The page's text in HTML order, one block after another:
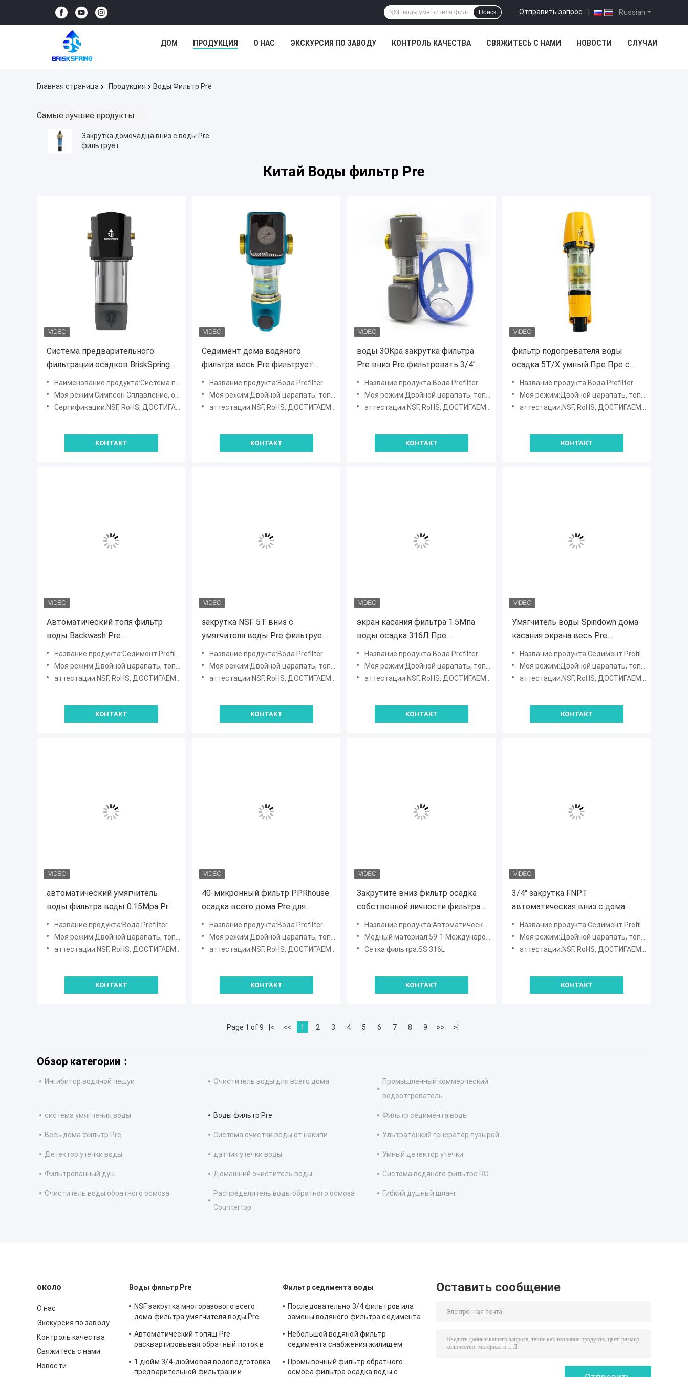
Russian
Отправить запрос |
Поиск
ДОМ ПРОДУКЦИЯ О НАС ЭКСКУРСИЯ ПО ЗАВОДУ КОНТРОЛЬ КАЧЕСТВА СВЯЖИТЕСЬ С НАМИ НОВОСТИ СЛУЧАИ
Главная страница Продукция Воды Фильтр Pre
Самые лучшие продукты
Закрутка домочадца вниз с воды Pre
фильтрует
Китай Воды фильтр Pre
Система предварительного
фильтрации осадков BriskSpring
для фильтрации всего дома
Наименование продукта:Система предварительного фильтра отложения осадков
Моя режим:Симпсон Сплавление, обратное промывание, ручное/автоматическое
Сертификации:NSF, RoHS, ДОСТИГАЕМОСТЬ, SGS
КОНТАКТ
Седимент дома водяного
фильтра весь Pre фильтрует
латунную арматуру системы для
медной трубы
Название продукта:Вода Prefilter
Моя режим:Двойной царапать, топить Симпсон
аттестации:NSF, RoHS, ДОСТИГАЕМОСТЬ, SGS
КОНТАКТ
воды 30Kpa закрутка фильтра
Pre вниз Pre фильтровать 3/4"
FNPT x 3/4" FNPT
Название продукта:Вода Prefilter
Моя режим:Двойной царапать, топить Симпсон
аттестации:NSF, RoHS, ДОСТИГАЕМОСТЬ, SGS
КОНТАКТ
фильтр подогревателя воды
осадка 5Т/Х умный Пре Пре с
экраном касания для дома
Название продукта:Вода Prefilter
Моя режим:Двойной царапать, топить Симпсон
аттестации:NSF, RoHS, ДОСТИГАЕМОСТЬ, SGS
КОНТАКТ
Автоматический топя фильтр
воды Backwash Pre
седиментирует Pre фильтр 300
микронов
Название продукта:Седимент Prefilter воды
Моя режим:Двойной царапать, топить Симпсон
аттестации:NSF, RoHS, ДОСТИГАЕМОСТЬ, SGS
КОНТАКТ
закрутка NSF 5T вниз с
умягчителя воды Pre фильтрует
водяной фильтр Flushable
Название продукта:Вода Prefilter
Моя режим:Двойной царапать, топить Симпсон
аттестации:NSF, RoHS, ДОСТИГАЕМОСТЬ, SGS
КОНТАКТ
экран касания фильтра 1.5Мпа
воды осадка 316Л Пре
фильтрация всего дома Пре
Название продукта:Вода Prefilter
Моя режим:Двойной царапать, топить Симпсон
аттестации:NSF, RoHS, ДОСТИГАЕМОСТЬ, SGS
КОНТАКТ
Умягчитель воды Spindown дома
касания экрана весь Pre
фильтрует патрон микрона
Название продукта:Седимент Prefilter воды
Моя режим:Двойной царапать, топить Симпсон
аттестации:NSF, RoHS, ДОСТИГАЕМОСТЬ, SGS
КОНТАКТ
автоматический умягчитель
воды фильтра воды 0.15Mpa Pre
Pre фильтрует микрон для червя
водорослей ржавчины красного
Название продукта:Вода Prefilter
Моя режим:Двойной царапать, топить Симпсон
аттестации:NSF, RoHS, ДОСТИГАЕМОСТЬ, SGS
КОНТАКТ
40-микронный фильтр PPRhouse
осадка всего дома Pre для
колодца
Название продукта:Вода Prefilter
Моя режим:Двойной царапать, топить Симпсон
аттестации:NSF, RoHS, ДОСТИГАЕМОСТЬ, SGS
КОНТАКТ
Закрутите вниз фильтр осадка
собственной личности фильтра
воды 1in FNPT Pre топя с
экраном
Название продукта:Автоматическая топя вода Prefilter
Медный материал:59-1 Международный стандарт меди
Сетка фильтра:SS 316L
КОНТАКТ
3/4" закрутка FNPT
автоматическая вниз с дома
фильтра всего Pre фильтрует
для колодезной воды
Название продукта:Седимент Prefilter воды
Моя режим:Двойной царапать, топить Симпсон
аттестации:NSF, RoHS, ДОСТИГАЕМОСТЬ, SGS
КОНТАКТ
Page 1 of 9 |< << 1 2 3 4 5 6 7 8 9 >> >|
Обзор категории：
Ингибитор водяной чешуи Очиститель воды для всего дома
Промышленный коммерческий
водоотгреватель
система умягчения воды Воды фильтр Pre Фильтр седимента воды
Весь дома фильтр Pre Система очистки воды от накипи Ультратонкий генератор пузырей
Детектор утечки воды датчик утечки воды Умный детектор утечки
Фильтрованный душ Домашний очиститель воды Система водяного фильтра RO
Очиститель воды обратного осмоза
Распределитель воды обратного осмоза
Countertop
Гибкий душный шланг
около
О нас
Экскурсия по заводу
Контроль качества
Свяжитесь с нами
Новости
Воды фильтр Pre
NSF закрутка многоразового всего
дома фильтра умягчителя воды Pre
Автоматический топящ Pre
расквартировывая обратный поток в
300micron
1 дюйм 3/4-дюймовая водоподготовка
предварительной фильтрации
Фильтр седимента воды
Последовательно 3/4 фильтров ила
замены водяного фильтра седимента
Небольшой водяной фильтр
седимента снабжения жилищем
Flushable Prefilter 40 микронов
Промывочный фильтр обратного
осмоса фильтра осадка воды с
Оставить сообщение